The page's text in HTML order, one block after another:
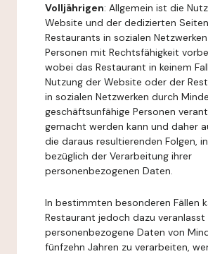
Volljährigen: Allgemein ist die
Website und der dedizierten
Restaurants in sozialen
Personen mit Rechtsfähigkeit
wobei das Restaurant in keinem
Nutzung der Website oder der
in sozialen Netzwerken durch
geschäftsunfähige Personen
gemacht werden kann und daher
die daraus resultierenden Folgen,
bezüglich der Verarbeitung ihrer
personenbezogenen Daten.
In bestimmten besonderen Fällen
Restaurant jedoch dazu veranlasst
personenbezogene Daten von
fünfzehn Jahren zu verarbeiten,